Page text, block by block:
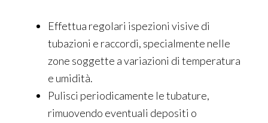
Effettua regolari ispezioni visive di
tubazioni e raccordi, specialmente nelle
zone soggette a variazioni di temperatura
e umidità.
Pulisci periodicamente le tubature,
rimuovendo eventuali depositi o